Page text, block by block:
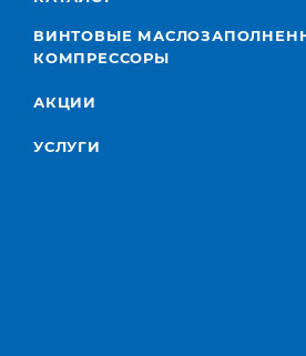
ВИНТОВЫЕ
КОМПРЕССОРЫ
АКЦИИ
УСЛУГИ